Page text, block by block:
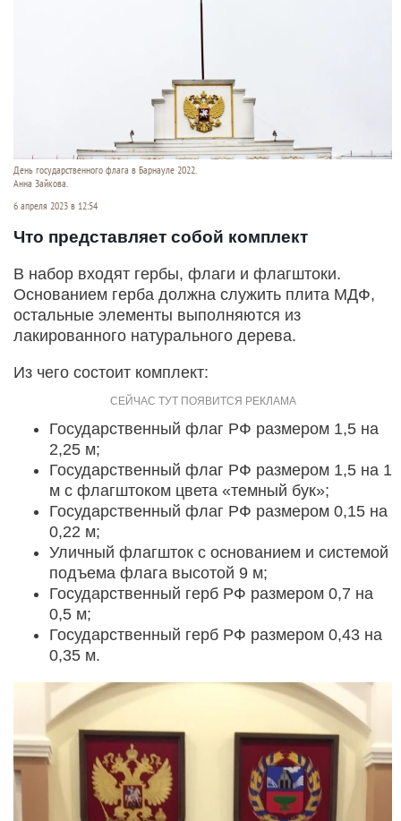
День государственного флага в Барнауле 2022.
Анна Зайкова.
6 апреля 2023 в 12:54
Что представляет собой комплект
В набор входят гербы, флаги и флагштоки.
Основанием герба должна служить плита МДФ,
остальные элементы выполняются из
лакированного натурального дерева.
Из чего состоит комплект:
Государственный флаг РФ размером 1,5 на
2,25 м;
Государственный флаг РФ размером 1,5 на 1
м с флагштоком цвета «темный бук»;
Государственный флаг РФ размером 0,15 на
0,22 м;
Уличный флагшток с основанием и системой
подъема флага высотой 9 м;
Государственный герб РФ размером 0,7 на
0,5 м;
Государственный герб РФ размером 0,43 на
0,35 м.